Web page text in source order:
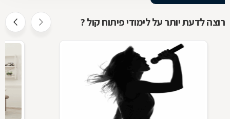
רוצה לדעת יותר על לימודי פיתוח קול ?